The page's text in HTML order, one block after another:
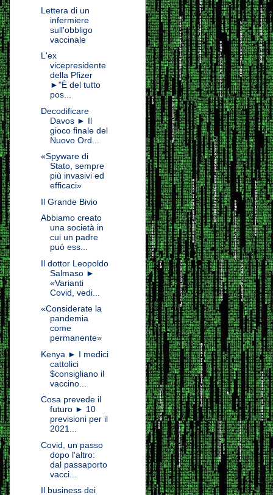
Lettera di un
infermiere
sull'obbligo
vaccinale
L'ex
vicepresidente
della Pfizer
►"È del tutto
pos...
Decodificare
Davos ► Il
gioco finale del
Nuovo Ord...
«Spyware di
Stato, sempre
più invasivi ed
efficaci»
Il Grande Bivio
Abbiamo creato
una società in
cui un padre
può ess...
Il dottor Leopoldo
Salmaso ►
«Varianti
Covid, vedi...
«Considerate la
pandemia
come
permanente»
Kenya ► I medici
cattolici
$consigliano il
vaccino...
Cosa prevede il
futuro ► 10
previsioni per il
2021...
Covid, un passo
dopo l'altro:
dal passaporto
vacci...
Il business dei